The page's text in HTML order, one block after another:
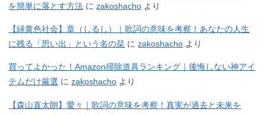
を簡単に落とす方法 にzakoshacho より
【緑黄色社会】章（しるし）｜歌詞の意味を考察！あなたの人生
に残る「思い出」という名の栞 にzakoshacho より
買ってよかった！Amazon掃除道具ランキング｜後悔しない神アイ
テムだけ厳選 にzakoshacho より
【森山直太朗】愛々｜歌詞の意味を考察！真実が過去と未来を